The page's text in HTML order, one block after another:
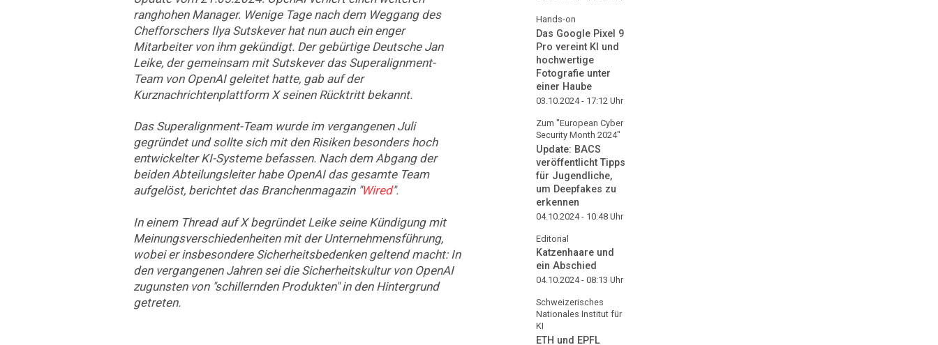
ranghohen Manager. Wenige Tage nach dem Weggang des
Chefforschers Ilya Sutskever hat nun auch ein enger
Mitarbeiter von ihm gekündigt. Der gebürtige Deutsche Jan
Leike, der gemeinsam mit Sutskever das Superalignment-
Team von OpenAI geleitet hatte, gab auf der
Kurznachrichtenplattform X seinen Rücktritt bekannt.
Das Superalignment-Team wurde im vergangenen Juli
gegründet und sollte sich mit den Risiken besonders hoch
entwickelter KI-Systeme befassen. Nach dem Abgang der
beiden Abteilungsleiter habe OpenAI das gesamte Team
aufgelöst, berichtet das Branchenmagazin "Wired".
In einem Thread auf X begründet Leike seine Kündigung mit
Meinungsverschiedenheiten mit der Unternehmensführung,
wobei er insbesondere Sicherheitsbedenken geltend macht: In
den vergangenen Jahren sei die Sicherheitskultur von OpenAI
zugunsten von "schillernden Produkten" in den Hintergrund
getreten.
Hands-on
Das Google Pixel 9
Pro vereint KI und
hochwertige
Fotografie unter
einer Haube
03.10.2024 - 17:12 Uhr
Zum "European Cyber
Security Month 2024"
Update: BACS
veröffentlicht Tipps
für Jugendliche,
um Deepfakes zu
erkennen
04.10.2024 - 10:48 Uhr
Editorial
Katzenhaare und
ein Abschied
04.10.2024 - 08:13 Uhr
Schweizerisches
Nationales Institut für
KI
ETH und EPFL